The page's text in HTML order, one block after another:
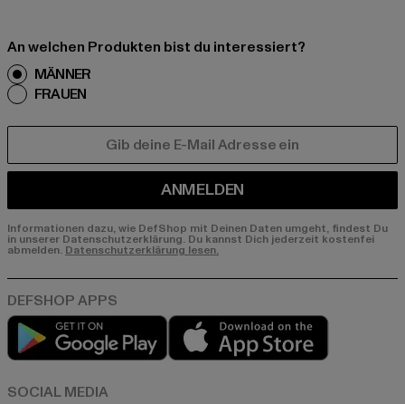
An welchen Produkten bist du interessiert?
MÄNNER
FRAUEN
ANMELDEN
Informationen dazu, wie DefShop mit Deinen Daten umgeht, findest Du
in unserer Datenschutzerklärung. Du kannst Dich jederzeit kostenfei
abmelden. Datenschutzerklärung lesen.
Play market